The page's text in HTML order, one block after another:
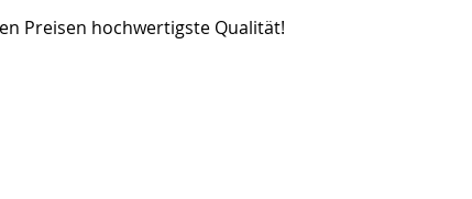
Preisen hochwertigste Qualität!